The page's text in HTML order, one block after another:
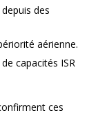
des
aérienne.
capacités ISR
ces